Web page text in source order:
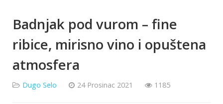
Badnjak pod vurom – fine
ribice, mirisno vino i opuštena
atmosfera
Dugo Selo 24 Prosinac 2021 1185